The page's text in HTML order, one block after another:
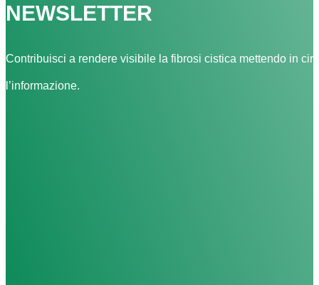
NEWSLETTER
Contribuisci a rendere visibile la fibrosi cistica mettendo in
l’informazione.